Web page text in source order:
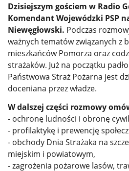
Dzisiejszym gościem w Radio
Komendant Wojewódzki PSP
Niewęgłowski. Podczas
ważnych tematów związanych z
mieszkańców Pomorza oraz
strażaków. Już na początku
Państwowa Straż Pożarna jest
doceniana przez władze.
W dalszej części rozmowy
- ochronę ludności i obronę
- profilaktykę i prewencję
- obchody Dnia Strażaka na
miejskim i powiatowym,
- zagrożenia pożarowe lasów,